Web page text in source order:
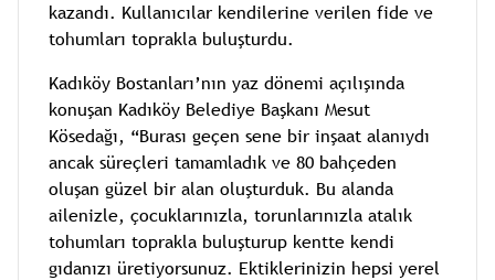
kazandı. Kullanıcılar kendilerine verilen fide ve
tohumları toprakla buluşturdu.
Kadıköy Bostanları’nın yaz dönemi açılışında
konuşan Kadıköy Belediye Başkanı Mesut
Kösedağı, “Burası geçen sene bir inşaat alanıydı
ancak süreçleri tamamladık ve 80 bahçeden
oluşan güzel bir alan oluşturduk. Bu alanda
ailenizle, çocuklarınızla, torunlarınızla atalık
tohumları toprakla buluşturup kentte kendi
gıdanızı üretiyorsunuz. Ektiklerinizin hepsi yerel